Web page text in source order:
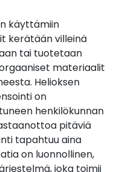
käyttämiin
kerätään villeinä
tai tuotetaan
materiaalit
Helioksen
on
henkilökunnan
pitäviä
tapahtuu aina
on luonnollinen,
joka toimii